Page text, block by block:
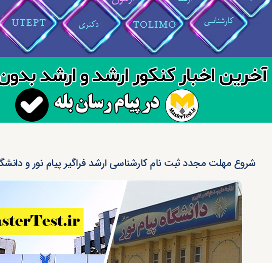
شروع مهلت مجدد ثبت نام کارشناسی ارشد فراگیر پیام نور و دانشگاه‌